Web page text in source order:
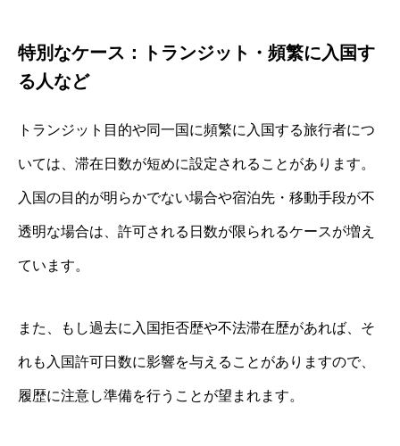
特別なケース：トランジット・頻繁に入国す
る人など
トランジット目的や同一国に頻繁に入国する旅行者につ
いては、滞在日数が短めに設定されることがあります。
入国の目的が明らかでない場合や宿泊先・移動手段が不
透明な場合は、許可される日数が限られるケースが増え
ています。
また、もし過去に入国拒否歴や不法滞在歴があれば、そ
れも入国許可日数に影響を与えることがありますので、
履歴に注意し準備を行うことが望まれます。